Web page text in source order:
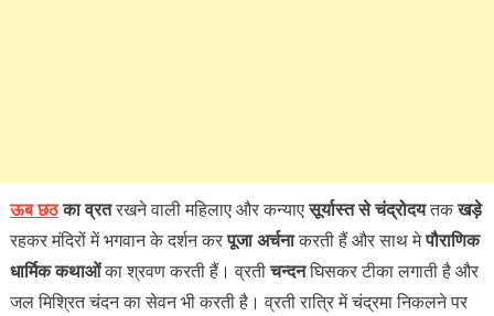
ऊब छठका व्रतरखने वाली महिलाए और कन्याएसूर्यास्त से चंद्रोदयतकखड़े
रहकर मंदिरों में भगवान के दर्शन करपूजा अर्चनाकरती हैं और साथ मेपौराणिक
धार्मिक कथाओंका श्रवण करती हैं। व्रतीचन्दनघिसकर टीका लगाती है और
जल मिश्रित चंदन का सेवन भी करती है। व्रती रात्रि में चंद्रमा निकलने पर